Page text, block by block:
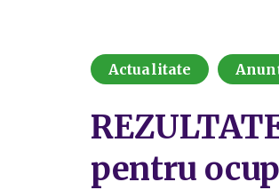
Actualitate
pentru